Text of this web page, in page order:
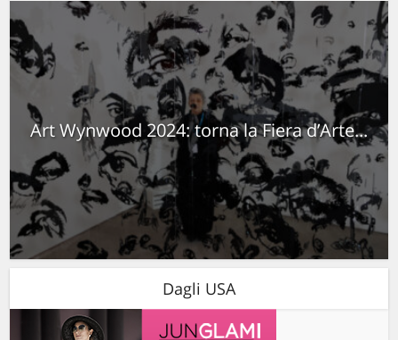
Art Wynwood 2024: torna la Fiera d’Arte...
Dagli USA